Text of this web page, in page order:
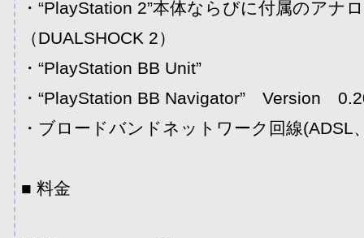
・“PlayStation 2”本体ならびに付属のアナ
（DUALSHOCK 2）
・“PlayStation BB Unit”
・“PlayStation BB Navigator” Version
・ブロードバンドネットワーク回線(ADSL
■ 料金